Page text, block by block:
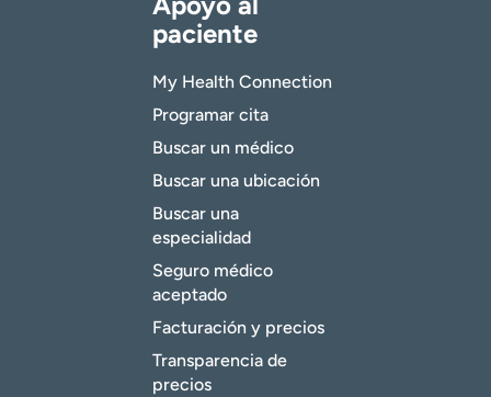
paciente
My Health Connection
Programar cita
Buscar un médico
Buscar una ubicación
Buscar una
especialidad
Seguro médico
aceptado
Facturación y precios
Transparencia de
precios